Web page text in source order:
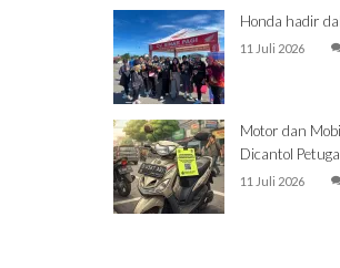
Honda hadir
11 Juli 2026
Motor dan
Dicantol
11 Juli 2026